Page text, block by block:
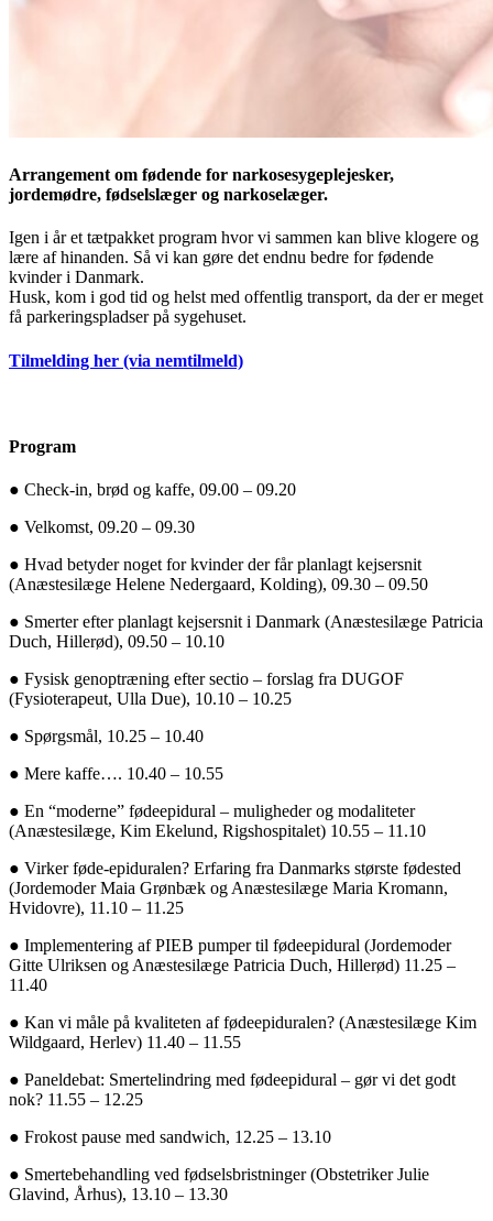
Arrangement om fødende for narkosesygeplejesker,
jordemødre, fødselslæger og narkoselæger.
Igen i år et tætpakket program hvor vi sammen kan blive klogere og
lære af hinanden. Så vi kan gøre det endnu bedre for fødende
kvinder i Danmark.
Husk, kom i god tid og helst med offentlig transport, da der er meget
få parkeringspladser på sygehuset.
Tilmelding her (via nemtilmeld)
Program
● Check-in, brød og kaffe, 09.00 – 09.20
● Velkomst, 09.20 – 09.30
● Hvad betyder noget for kvinder der får planlagt kejsersnit
(Anæstesilæge Helene Nedergaard, Kolding), 09.30 – 09.50
● Smerter efter planlagt kejsersnit i Danmark (Anæstesilæge Patricia
Duch, Hillerød), 09.50 – 10.10
● Fysisk genoptræning efter sectio – forslag fra DUGOF
(Fysioterapeut, Ulla Due), 10.10 – 10.25
● Spørgsmål, 10.25 – 10.40
● Mere kaffe…. 10.40 – 10.55
● En “moderne” fødeepidural – muligheder og modaliteter
(Anæstesilæge, Kim Ekelund, Rigshospitalet) 10.55 – 11.10
● Virker føde-epiduralen? Erfaring fra Danmarks største fødested
(Jordemoder Maia Grønbæk og Anæstesilæge Maria Kromann,
Hvidovre), 11.10 – 11.25
● Implementering af PIEB pumper til fødeepidural (Jordemoder
Gitte Ulriksen og Anæstesilæge Patricia Duch, Hillerød) 11.25 –
11.40
● Kan vi måle på kvaliteten af fødeepiduralen? (Anæstesilæge Kim
Wildgaard, Herlev) 11.40 – 11.55
● Paneldebat: Smertelindring med fødeepidural – gør vi det godt
nok? 11.55 – 12.25
● Frokost pause med sandwich, 12.25 – 13.10
● Smertebehandling ved fødselsbristninger (Obstetriker Julie
Glavind, Århus), 13.10 – 13.30